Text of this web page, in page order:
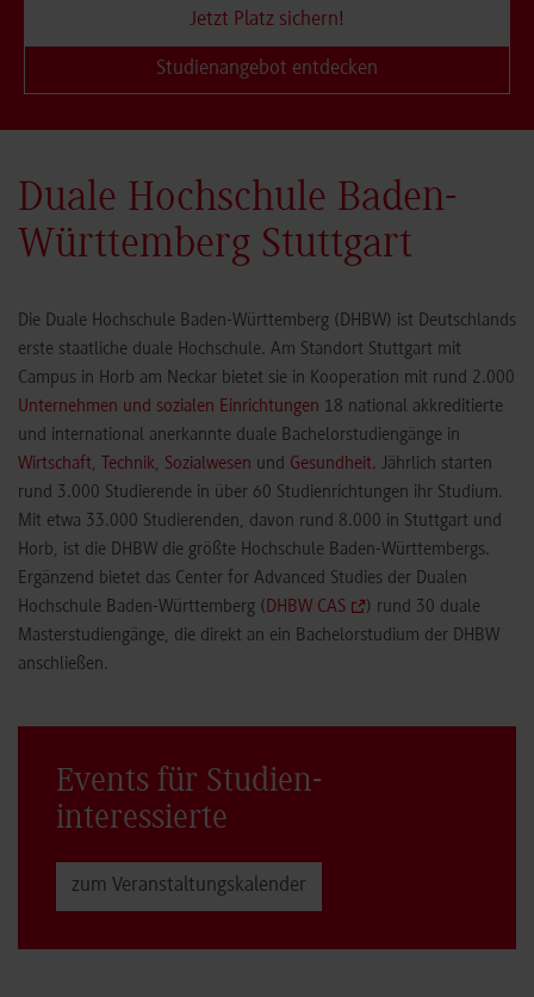
Jetzt Platz sichern!
Studienangebot entdecken
Duale Hochschule Baden-
Württemberg Stuttgart
Die Duale Hochschule Baden-Württemberg (DHBW) ist Deutschlands
erste staatliche duale Hochschule. Am Standort Stuttgart mit
Campus in Horb am Neckar bietet sie in Kooperation mit rund 2.000
Unternehmen und sozialen Einrichtungen 18 national akkreditierte
und international anerkannte duale Bachelorstudiengänge in
Wirtschaft, Technik, Sozialwesen und Gesundheit. Jährlich starten
rund 3.000 Studierende in über 60 Studienrichtungen ihr Studium.
Mit etwa 33.000 Studierenden, davon rund 8.000 in Stuttgart und
Horb, ist die DHBW die größte Hochschule Baden-Württembergs.
Ergänzend bietet das Center for Advanced Studies der Dualen
Hochschule Baden-Württemberg (DHBW CAS
) rund 30 duale
Masterstudiengänge, die direkt an ein Bachelorstudium der DHBW
anschließen.
Events für Studien­
interessierte
zum Veranstaltungs­kalender